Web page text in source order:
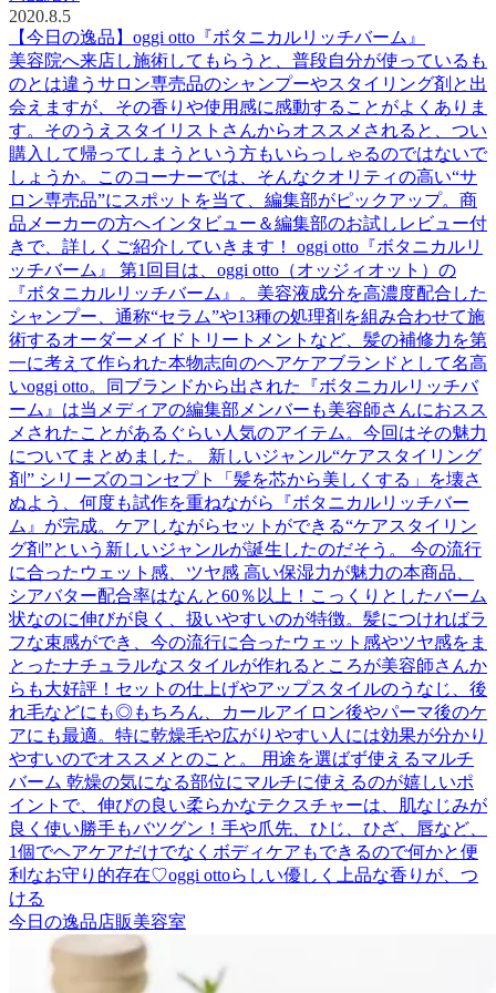
2020.8.5
【今日の逸品】oggi otto『ボタニカルリッチバーム』
美容院へ来店し施術してもらうと、普段自分が使っているも
のとは違うサロン専売品のシャンプーやスタイリング剤と出
会えますが、その香りや使用感に感動することがよくありま
す。そのうえスタイリストさんからオススメされると、つい
購入して帰ってしまうという方もいらっしゃるのではないで
しょうか。このコーナーでは、そんなクオリティの高い“サ
ロン専売品”にスポットを当て、編集部がピックアップ。商
品メーカーの方へインタビュー＆編集部のお試しレビュー付
きで、詳しくご紹介していきます！ oggi otto『ボタニカルリ
ッチバーム』 第1回目は、oggi otto（オッジィオット）の
『ボタニカルリッチバーム』。美容液成分を高濃度配合した
シャンプー、通称“セラム”や13種の処理剤を組み合わせて施
術するオーダーメイドトリートメントなど、髪の補修力を第
一に考えて作られた本物志向のヘアケアブランドとして名高
いoggi otto。同ブランドから出された『ボタニカルリッチバ
ーム』は当メディアの編集部メンバーも美容師さんにおスス
メされたことがあるぐらい人気のアイテム。今回はその魅力
についてまとめました。 新しいジャンル“ケアスタイリング
剤” シリーズのコンセプト「髪を芯から美しくする」を壊さ
ぬよう、何度も試作を重ねながら『ボタニカルリッチバー
ム』が完成。ケアしながらセットができる“ケアスタイリン
グ剤”という新しいジャンルが誕生したのだそう。 今の流行
に合ったウェット感、ツヤ感 高い保湿力が魅力の本商品、
シアバター配合率はなんと60％以上！こっくりとしたバーム
状なのに伸びが良く、扱いやすいのが特徴。髪につければラ
フな束感ができ、今の流行に合ったウェット感やツヤ感をま
とったナチュラルなスタイルが作れるところが美容師さんか
らも大好評！セットの仕上げやアップスタイルのうなじ、後
れ毛などにも◎もちろん、カールアイロン後やパーマ後のケ
アにも最適。特に乾燥毛や広がりやすい人には効果が分かり
やすいのでオススメとのこと。 用途を選ばず使えるマルチ
バーム 乾燥の気になる部位にマルチに使えるのが嬉しいポ
イントで、伸びの良い柔らかなテクスチャーは、肌なじみが
良く使い勝手もバツグン！手や爪先、ひじ、ひざ、唇など、
1個でヘアケアだけでなくボディケアもできるので何かと便
利なお守り的存在♡oggi ottoらしい優しく上品な香りが、つ
ける
今日の逸品店販美容室